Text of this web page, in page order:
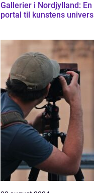
Gallerier i Nordjylland: En
portal til kunstens univers